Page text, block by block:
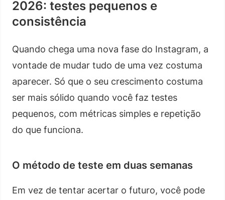
2026: testes pequenos e
consistência
Quando chega uma nova fase do Instagram, a
vontade de mudar tudo de uma vez costuma
aparecer. Só que o seu crescimento costuma
ser mais sólido quando você faz testes
pequenos, com métricas simples e repetição
do que funciona.
O método de teste em duas semanas
Em vez de tentar acertar o futuro, você pode